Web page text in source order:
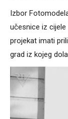
Izbor
učesnice iz cijele
projekat imati
grad iz kojeg